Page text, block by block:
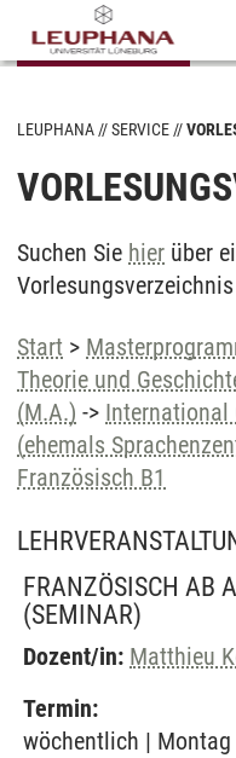
LEUPHANA SERVICE
Suchen Sie hier über
Start >
Theorie und
(M.A.) -> International
(ehemals
Französisch B1
FRANZÖSISCH AB
(SEMINAR)
Dozent/in: Matthieu
Termin:
wöchentlich |